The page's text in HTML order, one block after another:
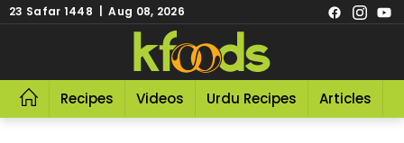
23 Safar 1448 | Aug 08, 2026
Recipes Videos Urdu Recipes Articles